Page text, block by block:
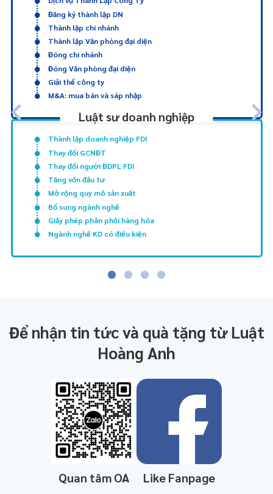
Đăng ký thành lập DN
Thành lập chi nhánh
Thành lập Văn phòng đại diện
Đóng chi nhánh
Đóng Văn phòng đại diện
Giải thể công ty
M&A: mua bán và sáp nhập
Luật sư doanh nghiệp
Thành lập doanh nghiệp FDI
Thay đổi GCNĐT
Thay đổi người ĐDPL FDI
Tăng vốn đầu tư
Mở rộng quy mô sản xuất
Bổ sung ngành nghề
Giấy phép phân phối hàng hóa
Ngành nghề KD có điều kiện
Để nhận tin tức và quà tặng từ Luật
Hoàng Anh
Quan tâm OA Like Fanpage